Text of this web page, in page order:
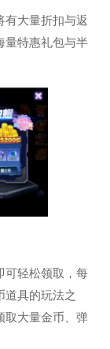
有大量折扣与返
量特惠礼包与半
可轻松领取，每
道具的玩法之
取大量金币、弹